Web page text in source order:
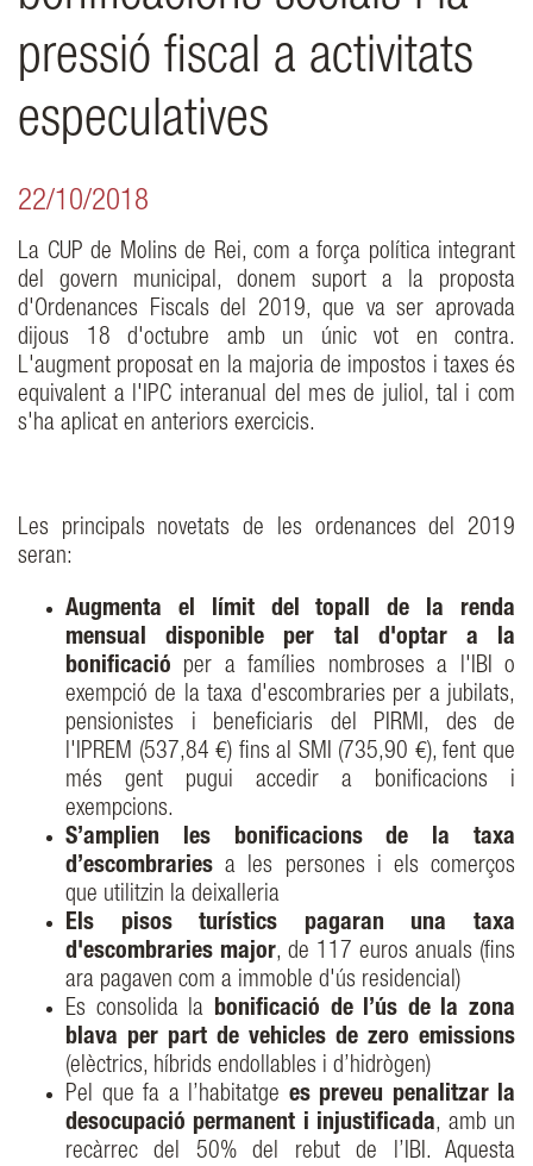
pressió fiscal a activitats
especulatives
22/10/2018
La CUP de Molins de Rei, com a força política integrant
del govern municipal, donem suport a la proposta
d'Ordenances Fiscals del 2019, que va ser aprovada
dijous 18 d'octubre amb un únic vot en contra.
L'augment proposat en la majoria de impostos i taxes és
equivalent a l'IPC interanual del mes de juliol, tal i com
s'ha aplicat en anteriors exercicis.
Les principals novetats de les ordenances del 2019
seran:
Augmenta el límit del topall de la renda
mensual disponible per tal d'optar a la
bonificació per a famílies nombroses a l'IBI o
exempció de la taxa d'escombraries per a jubilats,
pensionistes i beneficiaris del PIRMI, des de
l'IPREM (537,84 €) fins al SMI (735,90 €), fent que
més gent pugui accedir a bonificacions i
exempcions.
S’amplien les bonificacions de la taxa
d’escombraries a les persones i els comerços
que utilitzin la deixalleria
Els pisos turístics pagaran una taxa
d'escombraries major, de 117 euros anuals (fins
ara pagaven com a immoble d'ús residencial)
Es consolida la bonificació de l’ús de la zona
blava per part de vehicles de zero emissions
(elèctrics, híbrids endollables i d’hidrògen)
Pel que fa a l’habitatge es preveu penalitzar la
desocupació permanent i injustificada, amb un
recàrrec del 50% del rebut de l’IBI. Aquesta